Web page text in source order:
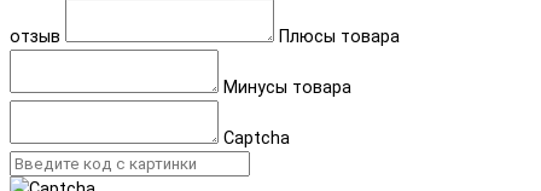
отзыв Плюсы товара
Минусы товара
Captcha